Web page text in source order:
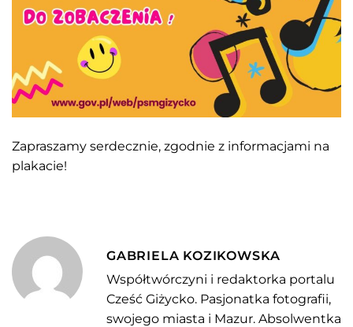
Zapraszamy serdecznie, zgodnie z informacjami na
plakacie!
GABRIELA KOZIKOWSKA
Współtwórczyni i redaktorka portalu
Cześć Giżycko. Pasjonatka fotografii,
swojego miasta i Mazur. Absolwentka